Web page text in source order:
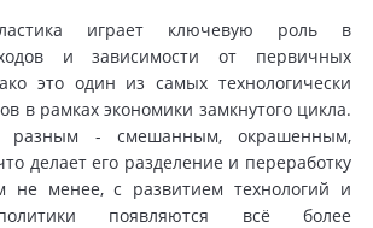
играет ключевую роль в
и зависимости от первичных
это один из самых технологически
в рамках экономики замкнутого цикла.
разным - смешанным, окрашенным,
делает его разделение и переработку
не менее, с развитием технологий и
появляются всё более